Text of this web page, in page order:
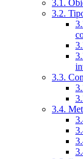
3.1.
3.2.
3.3.
3.4.